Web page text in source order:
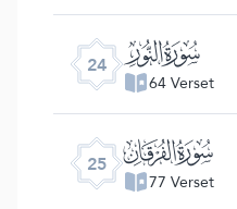
24 ﮤ
64 Verset
25 ﮥ
77 Verset